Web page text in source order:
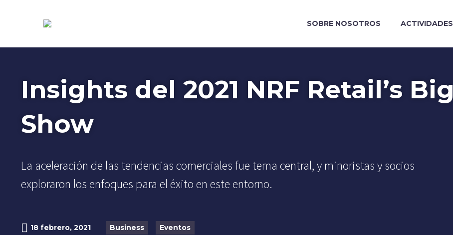
SOBRE NOSOTROS ACTIVIDADES
Insights del 2021 NRF Retail’s Big
Show
La aceleración de las tendencias comerciales fue tema central, y minoristas y socios
exploraron los enfoques para el éxito en este entorno.
18 febrero, 2021 Business Eventos